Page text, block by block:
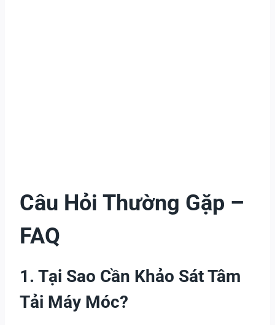
Câu Hỏi Thường Gặp –
FAQ
1. Tại Sao Cần Khảo Sát Tâm
Tải Máy Móc?